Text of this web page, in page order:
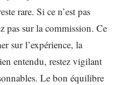
rare. Si ce n’est pas
pas sur la commission. Ce
sur l’expérience, la
entendu, restez vigilant
Le bon équilibre